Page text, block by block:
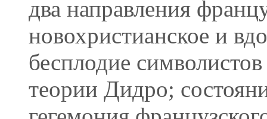
два направления
новохристианское и
бесплодие
теории Дидро;